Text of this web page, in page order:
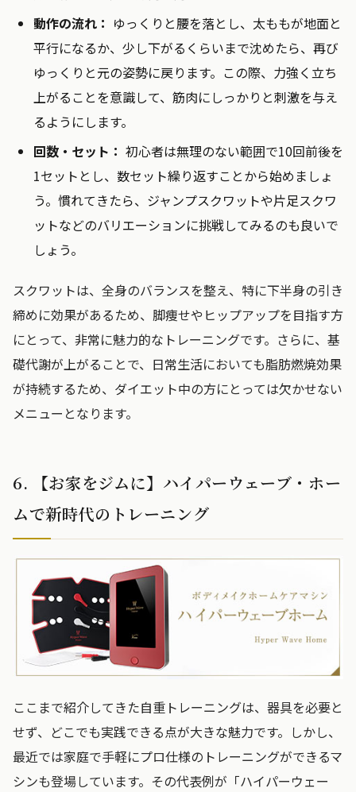
動作の流れ： ゆっくりと腰を落とし、太ももが地面と
平行になるか、少し下がるくらいまで沈めたら、再び
ゆっくりと元の姿勢に戻ります。この際、力強く立ち
上がることを意識して、筋肉にしっかりと刺激を与え
るようにします。
回数・セット： 初心者は無理のない範囲で10回前後を
1セットとし、数セット繰り返すことから始めましょ
う。慣れてきたら、ジャンプスクワットや片足スクワ
ットなどのバリエーションに挑戦してみるのも良いで
しょう。
スクワットは、全身のバランスを整え、特に下半身の引き
締めに効果があるため、脚痩せやヒップアップを目指す方
にとって、非常に魅力的なトレーニングです。さらに、基
礎代謝が上がることで、日常生活においても脂肪燃焼効果
が持続するため、ダイエット中の方にとっては欠かせない
メニューとなります。
6. 【お家をジムに】ハイパーウェーブ・ホー
ムで新時代のトレーニング
ここまで紹介してきた自重トレーニングは、器具を必要と
せず、どこでも実践できる点が大きな魅力です。しかし、
最近では家庭で手軽にプロ仕様のトレーニングができるマ
シンも登場しています。その代表例が「ハイパーウェー